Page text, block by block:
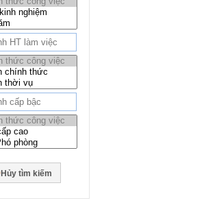
Hủy tìm kiếm